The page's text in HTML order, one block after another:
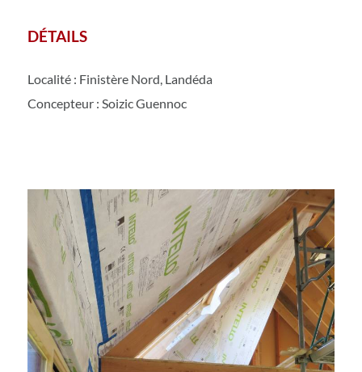
DÉTAILS
Localité : Finistère Nord, Landéda
Concepteur : Soizic Guennoc